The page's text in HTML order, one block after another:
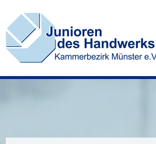
Inhalt
springen